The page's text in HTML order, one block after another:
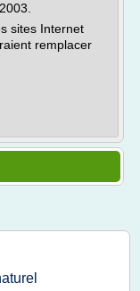
sites Internet
remplacer